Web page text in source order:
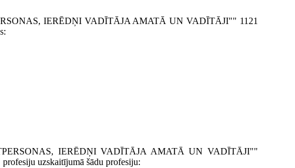
IERĒDŅI VADĪTĀJA AMATĀ UN VADĪTĀJI"" 1121
IERĒDŅI VADĪTĀJA AMATĀ UN VADĪTĀ­JI""
uzskaitījumā šādu profesiju: